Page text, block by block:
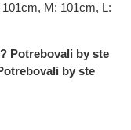
M: 101cm, L:
Potrebovali by ste
by ste